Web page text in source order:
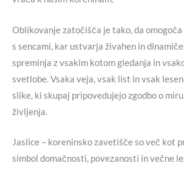
Oblikovanje zatočišča je tako, da
s sencami, kar ustvarja živahen in
spreminja z vsakim kotom gledanja in
svetlobe. Vsaka veja, vsak list in vsak
slike, ki skupaj pripovedujejo zgodbo o
življenja.
Jaslice – koreninsko zavetišče so več kot
simbol domačnosti, povezanosti in večne